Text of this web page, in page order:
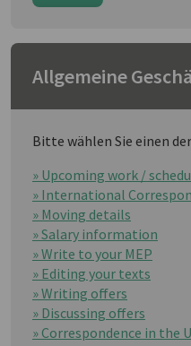
Allgemeine
Bitte wählen Sie einen
» Upcoming work /
» International
» Moving details
» Salary information
» Write to your MEP
» Editing your texts
» Writing offers
» Discussing offers
» Correspondence in the